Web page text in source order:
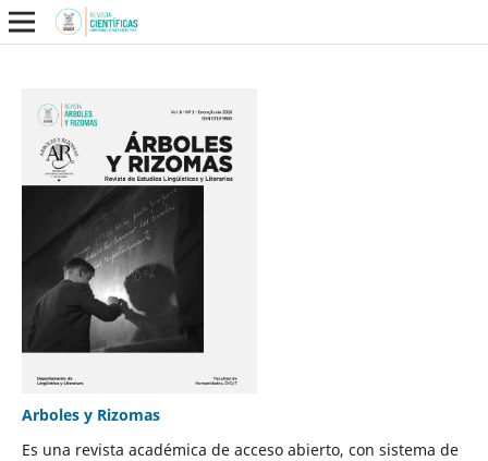
Arboles y Rizomas
Es una revista académica de acceso abierto, con sistema de